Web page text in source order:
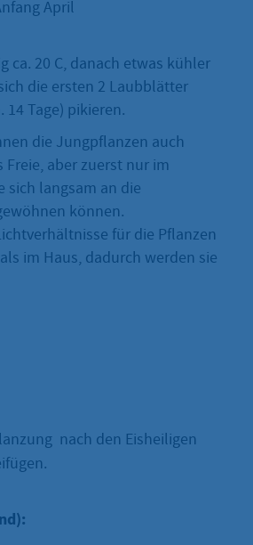
April
ca. 20 C, danach etwas kühler
die ersten 2 Laubblätter
14 Tage) pikieren.
die Jungpflanzen auch
Freie, aber zuerst nur im
sich langsam an die
können.
für die Pflanzen
im Haus, dadurch werden sie
nach den Eisheiligen